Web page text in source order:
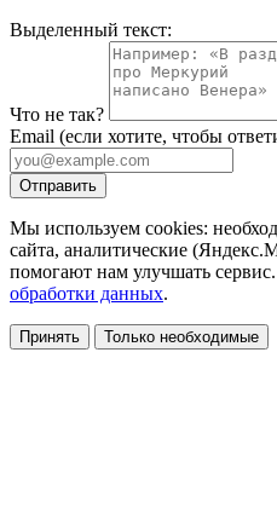
Выделенный текст:
Что не так?
Email (если хотите, чтобы
Отправить
Мы используем cookies:
сайта, аналитические
помогают нам улучшать
обработки данных.
Принять Только необходимые